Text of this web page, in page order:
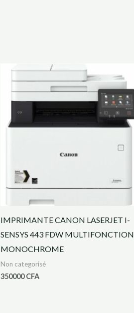
IMPRIMANTE CANON LASERJET I-
SENSYS 443 FDW MULTIFONCTION
MONOCHROME
Non categorisé
350000CFA